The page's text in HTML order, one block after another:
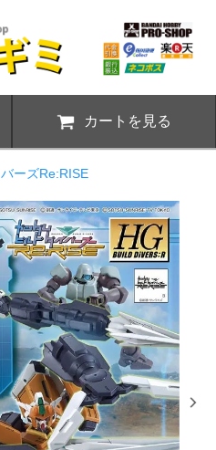
カートを見る
ーズRe:RISE